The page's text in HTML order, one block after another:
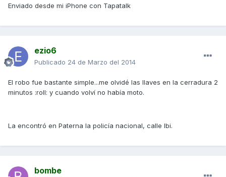
Enviado desde mi iPhone con Tapatalk
ezio6
Publicado 24 de Marzo del 2014
El robo fue bastante simple...me olvidé las llaves en la cerradura 2
minutos :roll: y cuando volví no había moto.
La encontró en Paterna la policía nacional, calle Ibi.
bombe